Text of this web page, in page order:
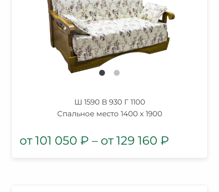
Ш 1590 В 930 Г 1100
Спальное место 1400 x 1900
101 050 ₽ – 129 160 ₽